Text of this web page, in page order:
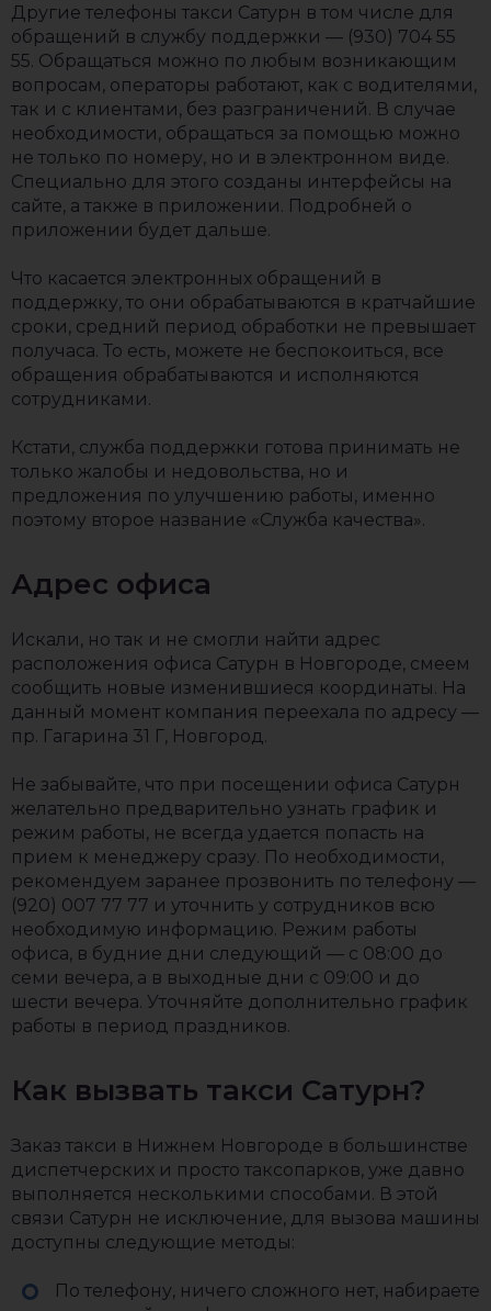
Другие телефоны такси Сатурн в том числе для
обращений в службу поддержки — (930) 704 55
55. Обращаться можно по любым возникающим
вопросам, операторы работают, как с водителями,
так и с клиентами, без разграничений. В случае
необходимости, обращаться за помощью можно
не только по номеру, но и в электронном виде.
Специально для этого созданы интерфейсы на
сайте, а также в приложении. Подробней о
приложении будет дальше.
Что касается электронных обращений в
поддержку, то они обрабатываются в кратчайшие
сроки, средний период обработки не превышает
получаса. То есть, можете не беспокоиться, все
обращения обрабатываются и исполняются
сотрудниками.
Кстати, служба поддержки готова принимать не
только жалобы и недовольства, но и
предложения по улучшению работы, именно
поэтому второе название «Служба качества».
Адрес офиса
Искали, но так и не смогли найти адрес
расположения офиса Сатурн в Новгороде, смеем
сообщить новые изменившиеся координаты. На
данный момент компания переехала по адресу —
пр. Гагарина 31 Г, Новгород.
Не забывайте, что при посещении офиса Сатурн
желательно предварительно узнать график и
режим работы, не всегда удается попасть на
прием к менеджеру сразу. По необходимости,
рекомендуем заранее прозвонить по телефону —
(920) 007 77 77 и уточнить у сотрудников всю
необходимую информацию. Режим работы
офиса, в будние дни следующий — с 08:00 до
семи вечера, а в выходные дни с 09:00 и до
шести вечера. Уточняйте дополнительно график
работы в период праздников.
Как вызвать такси Сатурн?
Заказ такси в Нижнем Новгороде в большинстве
диспетчерских и просто таксопарков, уже давно
выполняется несколькими способами. В этой
связи Сатурн не исключение, для вызова машины
доступны следующие методы:
По телефону, ничего сложного нет, набираете